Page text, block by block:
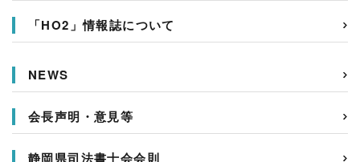
「HO2」情報誌について
NEWS
会長声明・意見等
静岡県司法書士会会則